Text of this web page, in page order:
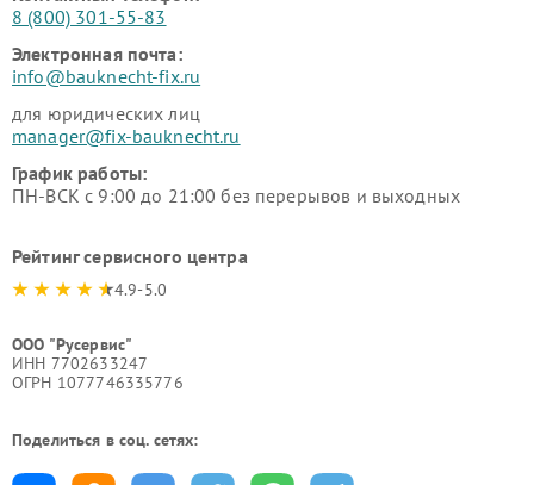
8 (800) 301-55-83
Электронная почта:
info@bauknecht-fix.ru
для юридических лиц
manager@fix-bauknecht.ru
График работы:
ПН-ВСК с 9:00 до 21:00 без перерывов и выходных
Рейтинг сервисного центра
4.9-5.0
ООО "Русервис"
ИНН 7702633247
ОГРН 1077746335776
Поделиться в соц. сетях: